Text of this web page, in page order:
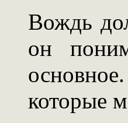
Вождь
он
которые